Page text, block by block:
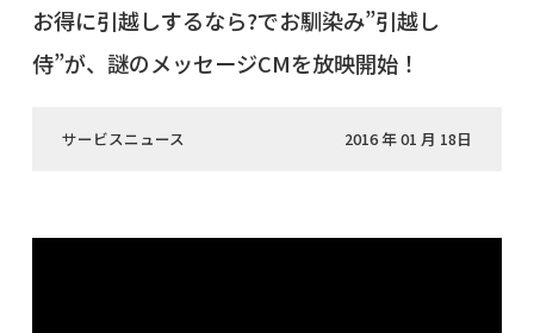
お得に引越しするなら?でお馴染み”引越し
侍”が、謎のメッセージCMを放映開始！
サービスニュース 2016 年 01 月 18日